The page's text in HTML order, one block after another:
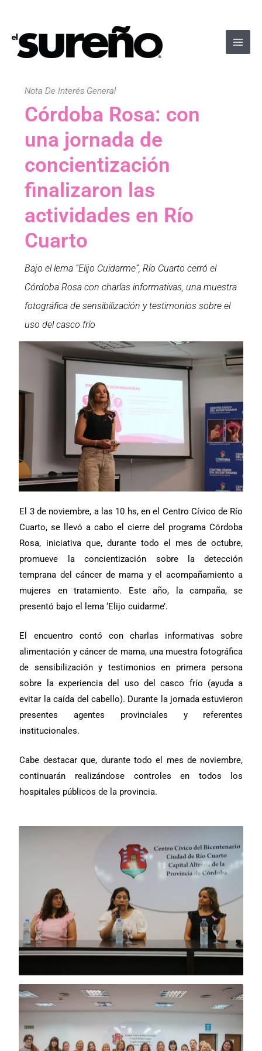
contenido
Nota De Interés General
Córdoba Rosa: con
una jornada de
concientización
finalizaron las
actividades en Río
Cuarto
Bajo el lema “Elijo Cuidarme”, Río Cuarto cerró el
Córdoba Rosa con charlas informativas, una muestra
fotográfica de sensibilización y testimonios sobre el
uso del casco frío
El 3 de noviembre, a las 10 hs, en el Centro Cívico de Río
Cuarto, se llevó a cabo el cierre del programa Córdoba
Rosa, iniciativa que, durante todo el mes de octubre,
promueve la concientización sobre la detección
temprana del cáncer de mama y el acompañamiento a
mujeres en tratamiento. Este año, la campaña, se
presentó bajo el lema ‘Elijo cuidarme’.
El encuentro contó con charlas informativas sobre
alimentación y cáncer de mama, una muestra fotográfica
de sensibilización y testimonios en primera persona
sobre la experiencia del uso del casco frío (ayuda a
evitar la caída del cabello). Durante la jornada estuvieron
presentes agentes provinciales y referentes
institucionales.
Cabe destacar que, durante todo el mes de noviembre,
continuarán realizándose controles en todos los
hospitales públicos de la provincia.
entradas